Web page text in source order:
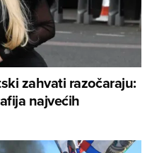
zahvati razočaraju:
najvećih